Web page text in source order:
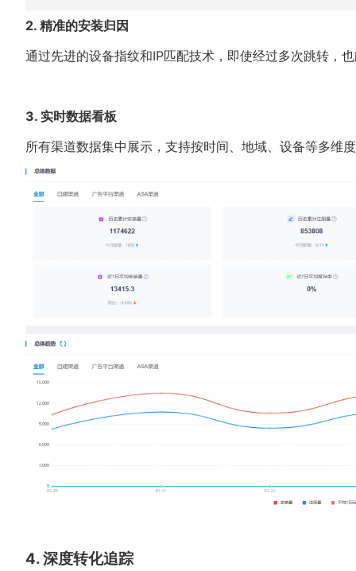
2. 精准的安装归因
通过先进的设备指纹和IP匹配技术，即使经过多次跳转，
3. 实时数据看板
所有渠道数据集中展示，支持按时间、地域、设备等多维
4. 深度转化追踪